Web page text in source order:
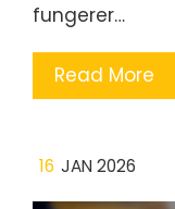
fungerer…
Read More
16 JAN 2026